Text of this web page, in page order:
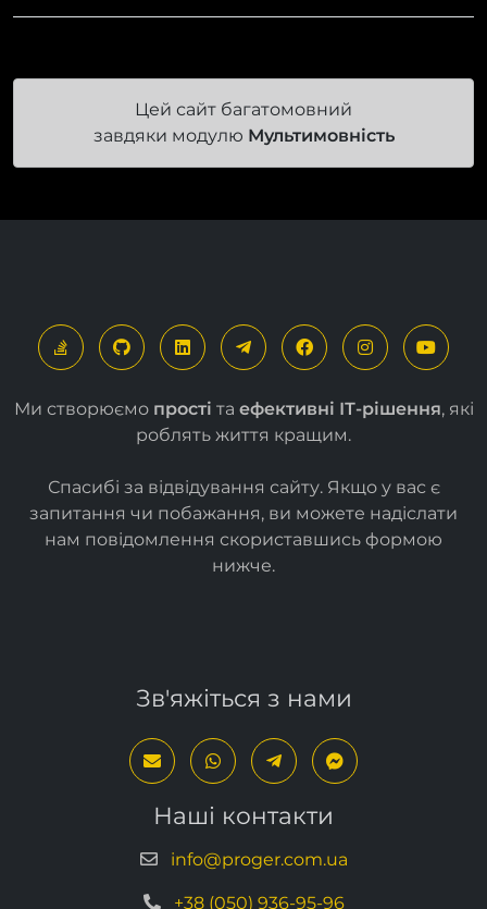
Цей сайт багатомовний
завдяки модулюМультимовність
Ми створюємопрості таефективні ІТ-рішення
Спасибі за відвідування сайту. Якщо у вас є
запитання чи побажання, ви можете надіслати
нам повідомлення скориставшись формою
Зв'яжіться з нами
Наші контакти
info@proger.com.ua